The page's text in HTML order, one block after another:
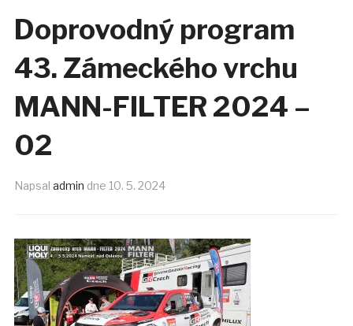
Doprovodný program
43. Zámeckého vrchu
MANN-FILTER 2024 –
02
Napsal admin dne 10. 5. 2024